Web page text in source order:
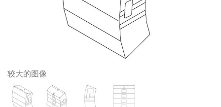
较大的图像